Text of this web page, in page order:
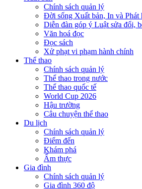
Chính sách quản lý
Đời sống Xuất bản, In và Phát
Diễn đàn góp ý Luật sửa đổi,
Văn hoá đọc
Đọc sách
Xử phạt vi phạm hành chính
Thể thao
Chính sách quản lý
Thể thao trong nước
Thể thao quốc tế
World Cup 2026
Hậu trường
Câu chuyện thể thao
Du lịch
Chính sách quản lý
Điểm đến
Khám phá
Ẩm thực
Gia đình
Chính sách quản lý
Gia đình 360 độ